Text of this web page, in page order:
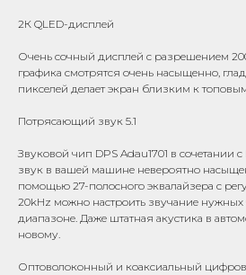
2К QLED-дисплей
Очень сочный дисплей c разрешением
графика смотрятся очень насыщенно,
пикселей делает экран близким к
Потрясающий звук 5.1
Звуковой чип DPS Adau1701 в сочетании
звук в вашей машине невероятно
помощью 27-полосного эквалайзера с
20kHz можно настроить звучание нужных
диапазоне. Даже штатная акустика в
новому.
Оптоволоконный и коаксиальный